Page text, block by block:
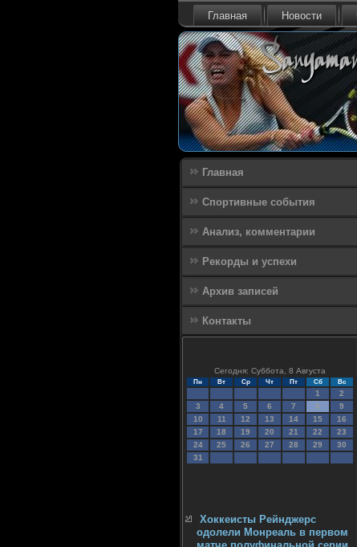
Главная Новости
Главная
Спортивные события
Анализ, комментарии
Рекорды и успехи
Архив записей
Контакты
Сегодня: Суббота, 8 Августа
Пн Вт Ср Чт Пт Сб Вс
1
2
3
4 5 6 7 8
9
10
11 12 13 14 15
16
17
18 19 20 21 22
23
24
25 26 27 28 29
30
31
Хоккеисты Рейнджерс
одолели Монреаль в первом